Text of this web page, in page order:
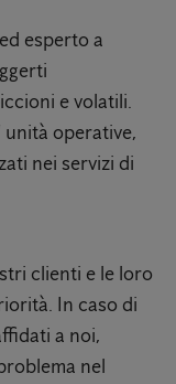
esperto a
e volatili.
operative,
nei servizi di
clienti e le loro
In caso di
a noi,
nel